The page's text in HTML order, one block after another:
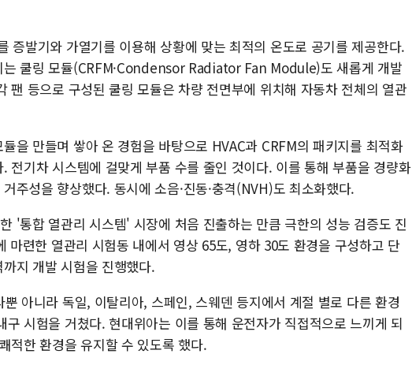
증발기와 가열기를 이용해 상황에 맞는 최적의 온도로 공기를 제공한다.
는 쿨링 모듈(CRFM·Condensor Radiator Fan Module)도 새롭게 개발
팬 등으로 구성된 쿨링 모듈은 차량 전면부에 위치해 자동차 전체의 열관
을 만들며 쌓아 온 경험을 바탕으로 HVAC과 CRFM의 패키지를 최적화
전기차 시스템에 걸맞게 부품 수를 줄인 것이다. 이를 통해 부품을 경량화
주성을 향상했다. 동시에 소음·진동·충격(NVH)도 최소화했다.
'통합 열관리 시스템' 시장에 처음 진출하는 만큼 극한의 성능 검증도 진
마련한 열관리 시험동 내에서 영상 65도, 영하 30도 환경을 구성하고 단
지 개발 시험을 진행했다.
아니라 독일, 이탈리아, 스페인, 스웨덴 등지에서 계절 별로 다른 환경
시험을 거쳤다. 현대위아는 이를 통해 운전자가 직접적으로 느끼게 되
적한 환경을 유지할 수 있도록 했다.